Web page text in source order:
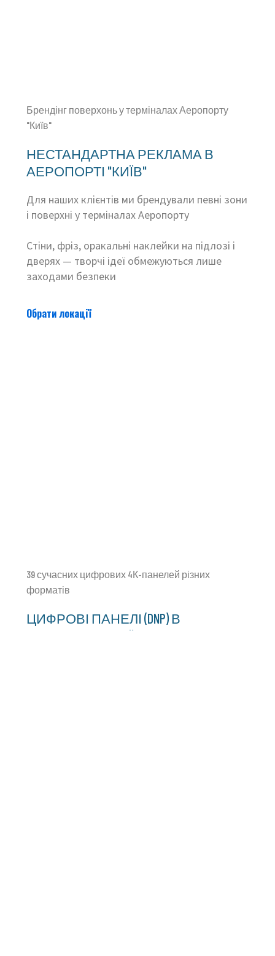
Брендінг поверхонь у терміналах Аеропорту
"Київ"
НЕСТАНДАРТНА РЕКЛАМА В
АЕРОПОРТІ "КИЇВ"
Для наших клієнтів ми брендували певні зони
і поверхні у терміналах Аеропорту
Стіни, фріз, оракальні наклейки на підлозі і
дверях — творчі ідеї обмежуються лише
заходами безпеки
Обрати локації
39 сучасних цифрових 4К-панелей різних
форматів
ЦИФРОВІ ПАНЕЛІ (DNP) В
АЕРОПОРТІ "КИЇВ"